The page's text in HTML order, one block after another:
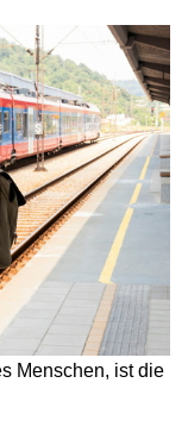
Menschen, ist die